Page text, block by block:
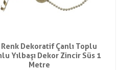
Dekoratif Çanlı Toplu
Yılbaşı Dekor Zincir Süs 1
Metre